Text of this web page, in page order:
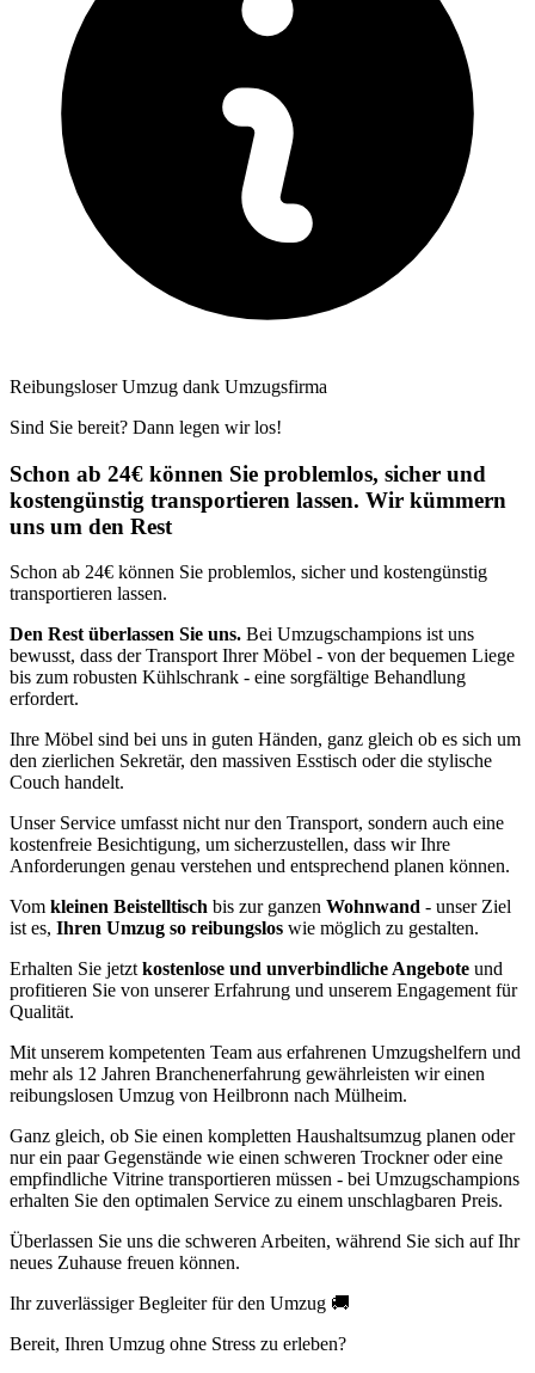
Reibungsloser Umzug dank Umzugsfirma
Sind Sie bereit? Dann legen wir los!
Schon ab 24€ können Sie problemlos, sicher und
kostengünstig transportieren lassen. Wir kümmern
uns um den Rest
Schon ab 24€ können Sie problemlos, sicher und kostengünstig
transportieren lassen.
Den Rest überlassen Sie uns. Bei Umzugschampions ist uns
bewusst, dass der Transport Ihrer Möbel - von der bequemen Liege
bis zum robusten Kühlschrank - eine sorgfältige Behandlung
erfordert.
Ihre Möbel sind bei uns in guten Händen, ganz gleich ob es sich um
den zierlichen Sekretär, den massiven Esstisch oder die stylische
Couch handelt.
Unser Service umfasst nicht nur den Transport, sondern auch eine
kostenfreie Besichtigung, um sicherzustellen, dass wir Ihre
Anforderungen genau verstehen und entsprechend planen können.
Vom kleinen Beistelltisch bis zur ganzen Wohnwand - unser Ziel
ist es, Ihren Umzug so reibungslos wie möglich zu gestalten.
Erhalten Sie jetzt kostenlose und unverbindliche Angebote und
profitieren Sie von unserer Erfahrung und unserem Engagement für
Qualität.
Mit unserem kompetenten Team aus erfahrenen Umzugshelfern und
mehr als 12 Jahren Branchenerfahrung gewährleisten wir einen
reibungslosen Umzug von Heilbronn nach Mülheim.
Ganz gleich, ob Sie einen kompletten Haushaltsumzug planen oder
nur ein paar Gegenstände wie einen schweren Trockner oder eine
empfindliche Vitrine transportieren müssen - bei Umzugschampions
erhalten Sie den optimalen Service zu einem unschlagbaren Preis.
Überlassen Sie uns die schweren Arbeiten, während Sie sich auf Ihr
neues Zuhause freuen können.
Ihr zuverlässiger Begleiter für den Umzug 🚚
Bereit, Ihren Umzug ohne Stress zu erleben?